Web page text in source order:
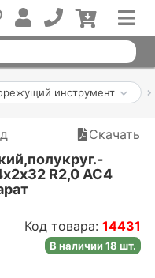
инструмент
Скачать
R2,0 АС4
Код товара:14431
В наличии 18 шт.